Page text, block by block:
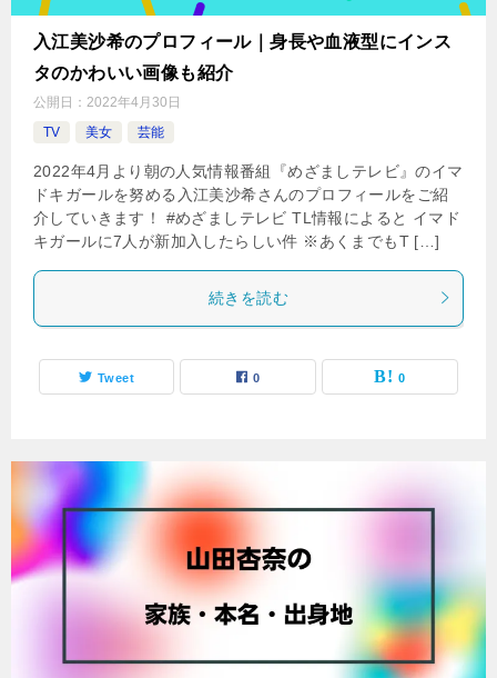
入江美沙希のプロフィール｜身長や血液型にインス
タのかわいい画像も紹介
公開日： 2022年4月30日
TV
美女 芸能
2022年4月より朝の人気情報番組『めざましテレビ』のイマ
ドキガールを努める入江美沙希さんのプロフィールをご紹
介していきます！ #めざましテレビ TL情報によると イマド
キガールに7人が新加入したらしい件 ※あくまでもT […]
続きを読む
Tweet 0 0